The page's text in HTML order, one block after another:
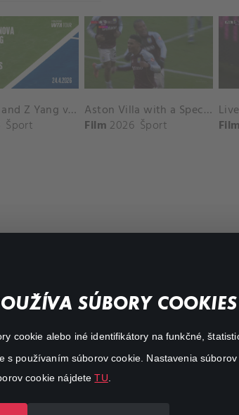
SÚBORY COOKIES
cookie alebo iné identifikátory na funkčné,
s používaním súborov cookie. Nastavenia
cookie nájdeteTU
A Panova and Z Yang vs D Schuurs and E Perez Match Highlights - MADRID_Court 8 ( April 24, 2026)
Šport
Aston Villa with a Spectacular Goal vs. Nottingham Forest
Film 2026 Šport
Film
O aplikácii Canal+